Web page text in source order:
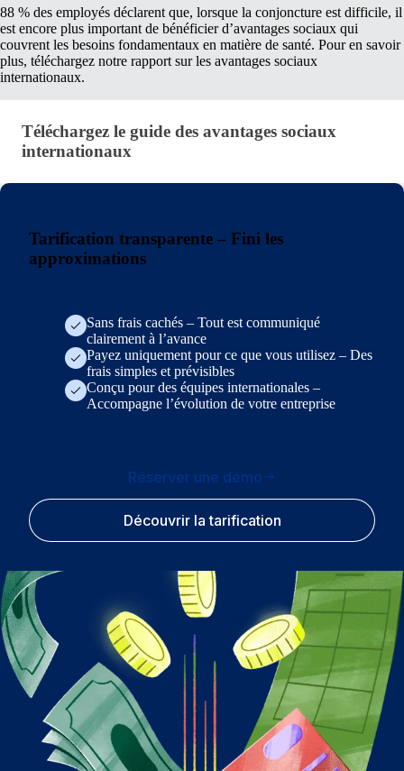
88 % des employés déclarent que, lorsque la conjoncture est difficile, il
est encore plus important de bénéficier d’avantages sociaux qui
couvrent les besoins fondamentaux en matière de santé. Pour en savoir
plus, téléchargez notre rapport sur les avantages sociaux
internationaux.
Download the Global Benefits Guide (fr-fr)
Téléchargez le guide des avantages sociaux
internationaux
Tarification transparente – Fini les
approximations
Sans frais cachés – Tout est communiqué
clairement à l’avance
Payez uniquement pour ce que vous utilisez – Des
frais simples et prévisibles
Conçu pour des équipes internationales –
Accompagne l’évolution de votre entreprise
Réserver une démo
Découvrir la tarification